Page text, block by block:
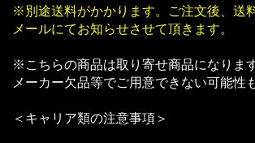
※別途送料がかかります。ご注文後、送
メールにてお知らせさせて頂きます。
※こちらの商品は取り寄せ商品になります
メーカー欠品等でご用意できない可能性
＜キャリア類の注意事項＞